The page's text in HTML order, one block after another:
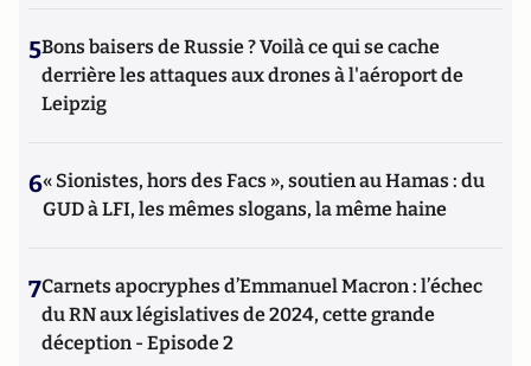
5Bons baisers de Russie ? Voilà ce qui se cache
derrière les attaques aux drones à l'aéroport de
Leipzig
6« Sionistes, hors des Facs », soutien au Hamas : du
GUD à LFI, les mêmes slogans, la même haine
7Carnets apocryphes d’Emmanuel Macron : l’échec
du RN aux législatives de 2024, cette grande
déception - Episode 2